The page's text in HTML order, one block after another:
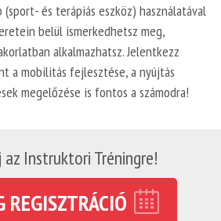
(sport- és terápiás eszköz) használatával
belül ismerkedhetsz meg,
alkalmazhatsz. Jelentkezz
a mobilitás fejlesztése, a nyújtás
megelőzése is fontos a számodra!
Instruktori Tréningre!
REGISZTRÁCIÓ